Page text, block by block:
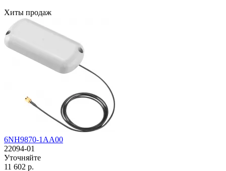
Хиты продаж
6NH9870-1AA00
22094-01
Уточняйте
11 602 р.